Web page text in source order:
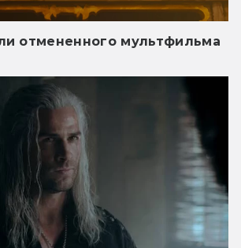
отмененного мультфильма